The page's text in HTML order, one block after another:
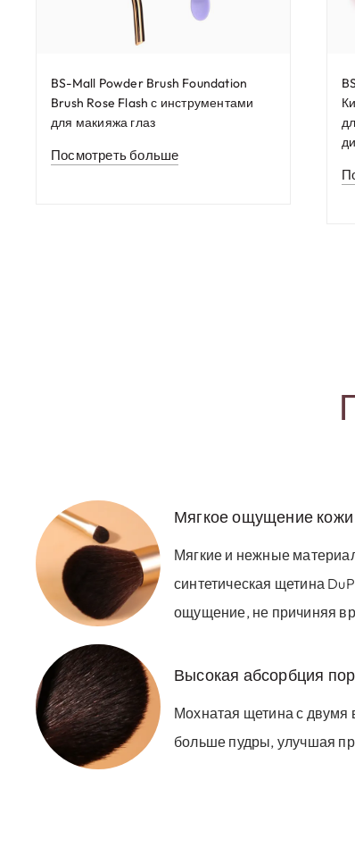
BS-Mall Powder Brush Foundation
Brush Rose Flash с инструментами
для макияжа глаз
Посмотреть больше
Мягкое ощущение кожи
Мягкие и нежные
синтетическая щетина
ощущение, не причиняя
Высокая абсорбция
Мохнатая щетина с двумя
больше пудры, улучшая